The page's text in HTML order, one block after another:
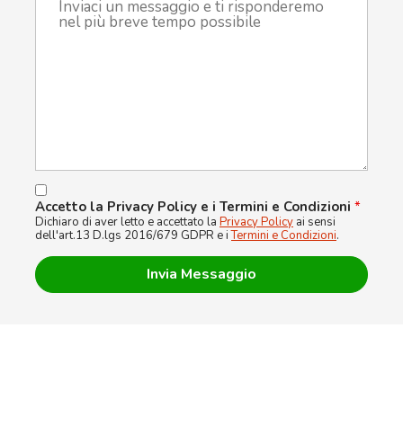
Accetto la Privacy Policy e i Termini e Condizioni *
Dichiaro di aver letto e accettato la Privacy Policy ai sensi
dell'art.13 D.lgs 2016/679 GDPR e iTermini e Condizioni.